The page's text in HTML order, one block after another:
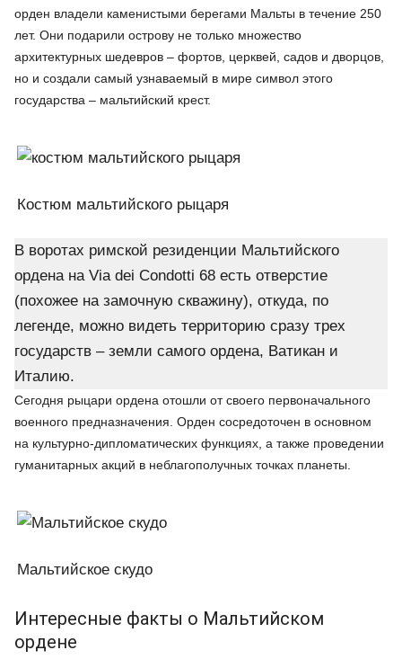
орден владели каменистыми берегами Мальты в течение 250
лет. Они подарили острову не только множество
архитектурных шедевров – фортов, церквей, садов и дворцов,
но и создали самый узнаваемый в мире символ этого
государства – мальтийский крест.
Костюм мальтийского рыцаря
В воротах римской резиденции Мальтийского
ордена на Via dei Condotti 68 есть отверстие
(похожее на замочную скважину), откуда, по
легенде, можно видеть территорию сразу трех
государств – земли самого ордена, Ватикан и
Италию.
Сегодня рыцари ордена отошли от своего первоначального
военного предназначения. Орден сосредоточен в основном
на культурно-дипломатических функциях, а также проведении
гуманитарных акций в неблагополучных точках планеты.
Мальтийское скудо
Интересные факты о Мальтийском
ордене